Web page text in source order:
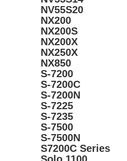
NV55S20
NX200
NX200S
NX200X
NX250X
NX850
S-7200
S-7200C
S-7200N
S-7225
S-7235
S-7500
S-7500N
S7200C Series